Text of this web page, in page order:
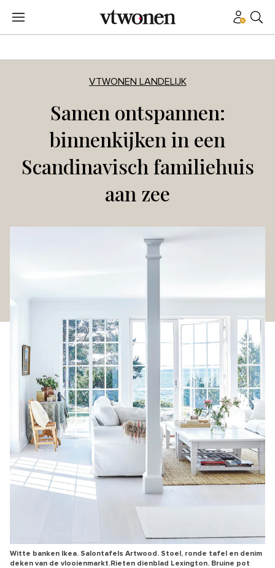
VTWONEN LANDELIJK
Samen ontspannen:
binnenkijken in een
Scandinavisch familiehuis
aan zee
Witte banken Ikea. Salontafels Artwood. Stoel, ronde tafel en denim
deken van de vlooienmarkt.Rieten dienblad Lexington. Bruine pot